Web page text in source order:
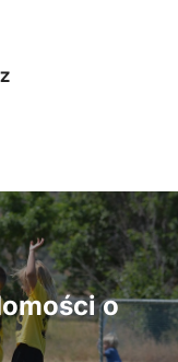
o